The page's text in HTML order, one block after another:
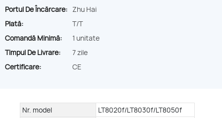
Portul De Încărcare: Zhu Hai
Plată:
T/T
Comandă Minimă:
1 unitate
Timpul De Livrare:
7 zile
Certificare:
CE
Nr. model
LT8020f/LT8030f/LT8050f